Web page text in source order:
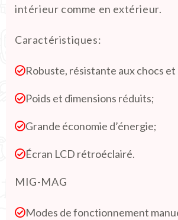
intérieur comme en extérieur.
Caractéristiques:
Robuste, résistante aux chocs et
Poids et dimensions réduits;
Grande économie d’énergie;
Écran LCD rétroéclairé.
MIG-MAG
Modes de fonctionnement